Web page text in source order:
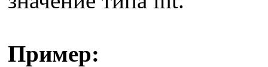
Пример: